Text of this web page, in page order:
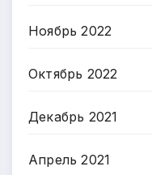
Ноябрь 2022
Октябрь 2022
Декабрь 2021
Апрель 2021